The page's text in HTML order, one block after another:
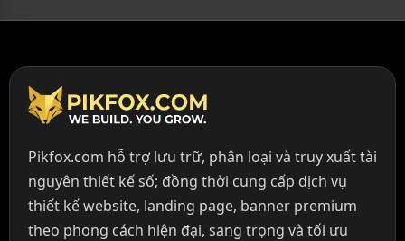
Pikfox.com hỗ trợ lưu trữ, phân loại và truy xuất tài
nguyên thiết kế số; đồng thời cung cấp dịch vụ
thiết kế website, landing page, banner premium
theo phong cách hiện đại, sang trọng và tối ưu